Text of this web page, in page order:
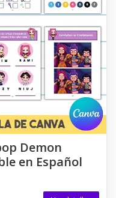
Demon
en Español